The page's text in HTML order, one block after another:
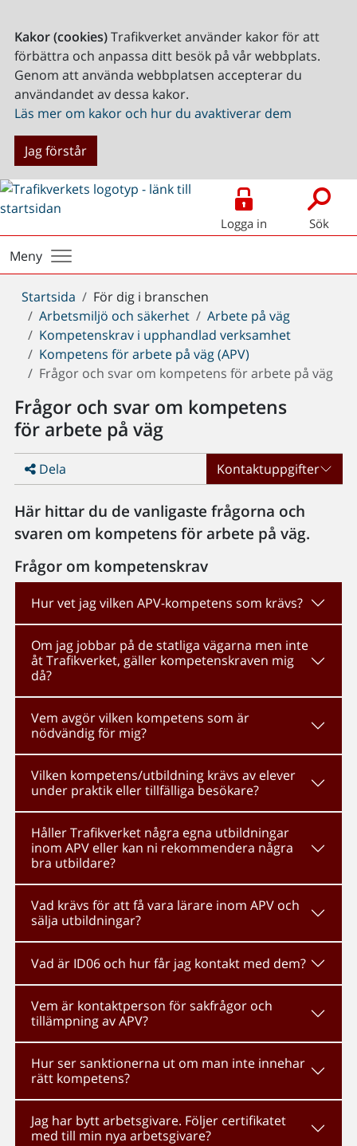
Kakor (cookies)Trafikverket använder kakor för att
förbättra och anpassa ditt besök på vår webbplats.
Genom att använda webbplatsen accepterar du
användandet av dessa kakor.
Läs mer om kakor och hur du avaktiverar dem
Jag förstår
Logga in Sök
Meny
Du
är
här:
Startsida
För dig i branschen
Arbetsmiljö och säkerhet
Arbete på väg
Kompetenskrav i upphandlad verksamhet
Kompetens för arbete på väg (APV)
Frågor och svar om kompetens för arbete på väg
Frågor och svar om kompetens
för arbete på väg
Dela Kontaktuppgifter
Här hittar du de vanligaste frågorna och
svaren om kompetens för arbete på väg.
Frågor om kompetenskrav
Hur vet jag vilken APV-kompetens som krävs?
Om jag jobbar på de statliga vägarna men inte
åt Trafikverket, gäller kompetenskraven mig
då?
Vem avgör vilken kompetens som är
nödvändig för mig?
Vilken kompetens/utbildning krävs av elever
under praktik eller tillfälliga besökare?
Håller Trafikverket några egna utbildningar
inom APV eller kan ni rekommendera några
bra utbildare?
Vad krävs för att få vara lärare inom APV och
sälja utbildningar?
Vad är ID06 och hur får jag kontakt med dem?
Vem är kontaktperson för sakfrågor och
tillämpning av APV?
Hur ser sanktionerna ut om man inte innehar
rätt kompetens?
Jag har bytt arbetsgivare. Följer certifikatet
med till min nya arbetsgivare?